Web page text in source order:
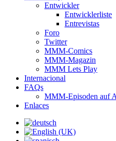
Entwickler
Entwicklerliste
Entrevistas
Foro
Twitter
MMM-Comics
MMM-Magazin
MMM Lets Play
Internacional
FAQs
MMM-Episoden auf
Enlaces